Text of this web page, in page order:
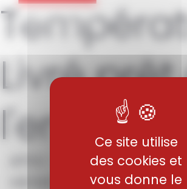
Panneau de gestion des cookies
Ce site utilise
des cookies et
vous donne le
Livré
l'emploi
APXV – Aciers